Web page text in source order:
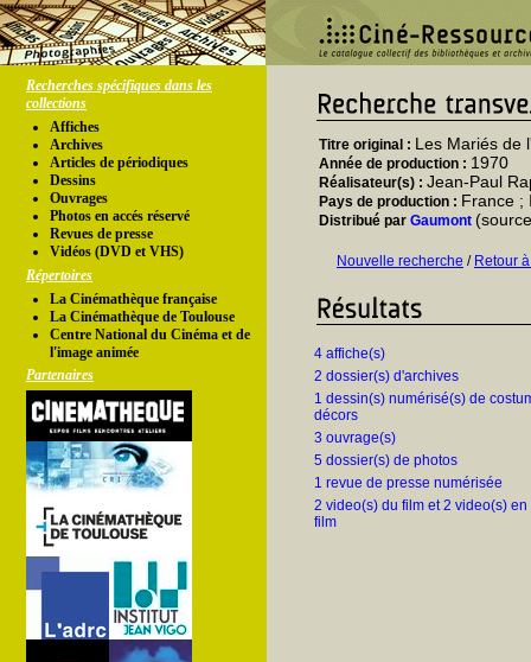
Recherches spécifiques dans les
collections
Affiches
Archives
Articles de périodiques
Dessins
Ouvrages
Photos en accés réservé
Revues de presse
Vidéos (DVD et VHS)
Répertoires
La Cinémathèque française
La Cinémathèque de Toulouse
Centre National du Cinéma et de
l'image animée
Partenaires
Titre original : Les Mariés de
Année de production : 1970
Réalisateur(s) : Jean-Paul
Pays de production : France ;
Distribué par Gaumont
Nouvelle recherche / Retour
4 affiche(s)
2 dossier(s) d'archives
1 dessin(s) numérisé(s) de
décors
3 ouvrage(s)
5 dossier(s) de photos
1 revue de presse numérisée
2 video(s) du film et 2 video(s)
film